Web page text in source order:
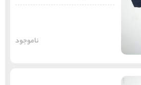
ناموجود